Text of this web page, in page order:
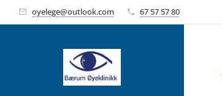
oyelege@outlook.com 67 57 57 80